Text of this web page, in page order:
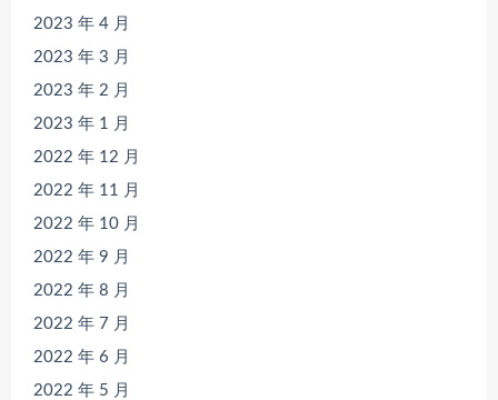
2023 年 4 月
2023 年 3 月
2023 年 2 月
2023 年 1 月
2022 年 12 月
2022 年 11 月
2022 年 10 月
2022 年 9 月
2022 年 8 月
2022 年 7 月
2022 年 6 月
2022 年 5 月